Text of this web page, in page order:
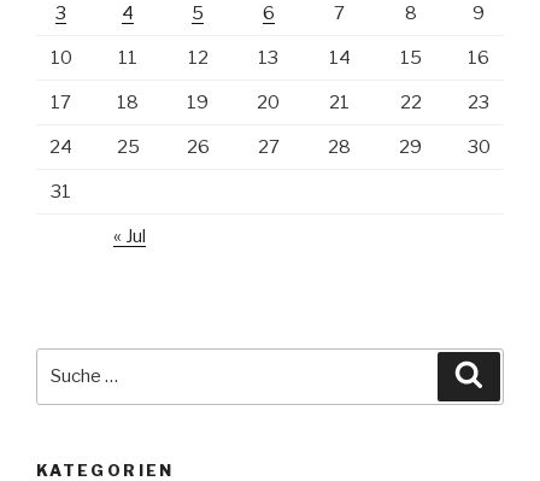
3 4 5 6 7 8 9
10 11 12 13 14 15 16
17 18 19 20 21 22 23
24 25 26 27 28 29 30
31
« Jul
KATEGORIEN